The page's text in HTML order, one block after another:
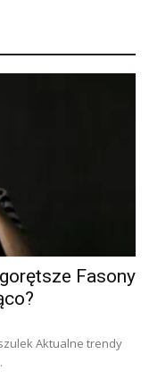
Fasony
Aktualne trendy